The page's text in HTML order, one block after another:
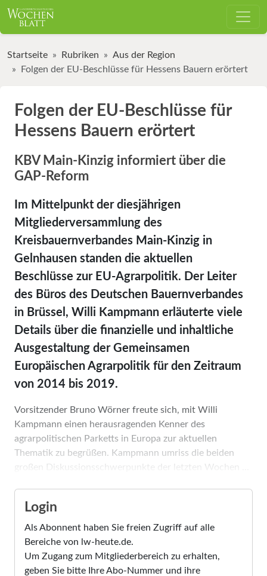
Startseite Rubriken
Aus der Region
Folgen der EU-Beschlüsse für Hessens Bauern erörtert
Folgen der EU-Beschlüsse für
Hessens Bauern erörtert
KBV Main-Kinzig informiert über die
GAP-Reform
Im Mittelpunkt der diesjährigen
Mitgliederversammlung des
Kreisbauernverbandes Main-Kinzig in
Gelnhausen standen die aktuellen
Beschlüsse zur EU-Agrarpolitik. Der Leiter
des Büros des Deutschen Bauernverbandes
in Brüssel, Willi Kampmann erläuterte viele
Details über die finanzielle und inhaltliche
Ausgestaltung der Gemeinsamen
Europäischen Agrarpolitik für den Zeitraum
von 2014 bis 2019.
Vorsitzender Bruno Wörner freute sich, mit Willi
Kampmann einen herausragenden Ken­ner des
agrarpolitischen Parketts in Europa zur aktuellen
Thematik zu begrüßen. Kampmann umriss die beiden
großen Diskussionsschwerpunkte der letzten Wochen ...
Login
Als Abonnent haben Sie freien Zugriff auf alle
Bereiche von lw-heute.de.
Um Zugang zum Mitgliederbereich zu erhalten,
geben Sie bitte Ihre Abo-Nummer und ihre